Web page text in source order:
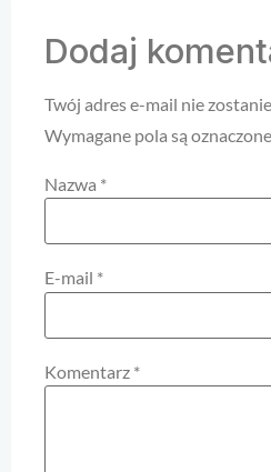
Dodaj
Twój adres e-mail nie
Wymagane pola są oznaczone
Nazwa *
E-mail *
Komentarz *